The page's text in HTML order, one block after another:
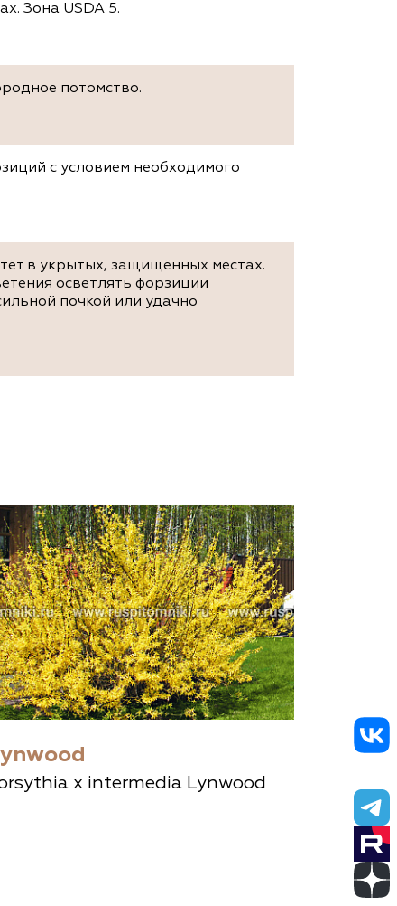
Зона USDA 5.
потомство.
с условием необходимого
в укрытых, защищённых местах.
осветлять форзиции
почкой или удачно
x intermedia Lynwood